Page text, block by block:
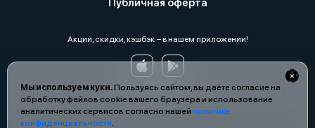
Мы используем куки.Пользуясь сайтом, вы даёте согласие на
обработку файлов cookie вашего браузера и использование
аналитических сервисов согласно нашей политике
конфиденциальности.
Публичная оферта
Акции, скидки, кэшбэк − в нашем приложении!